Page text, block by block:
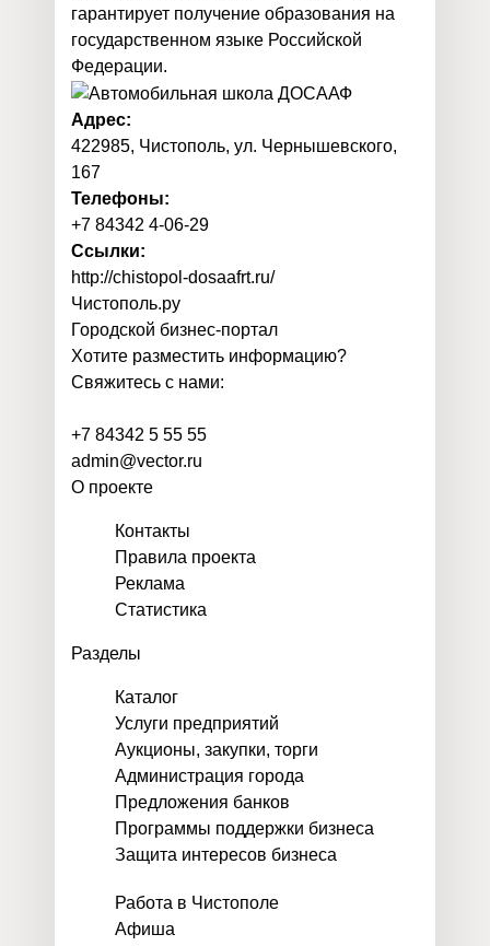
гарантирует получение образования на
государственном языке Российской
Федерации.
Адрес:
422985, Чистополь, ул. Чернышевского,
167
Телефоны:
+7 84342 4-06-29
Ссылки:
http://chistopol-dosaafrt.ru/
Чистополь.ру
Городской бизнес-портал
Хотите разместить информацию?
Свяжитесь с нами:
+7 84342 5 55 55
admin@vector.ru
О проекте
Контакты
Правила проекта
Реклама
Статистика
Разделы
Каталог
Услуги предприятий
Аукционы, закупки, торги
Администрация города
Предложения банков
Программы поддержки бизнеса
Защита интересов бизнеса
Работа в Чистополе
Афиша